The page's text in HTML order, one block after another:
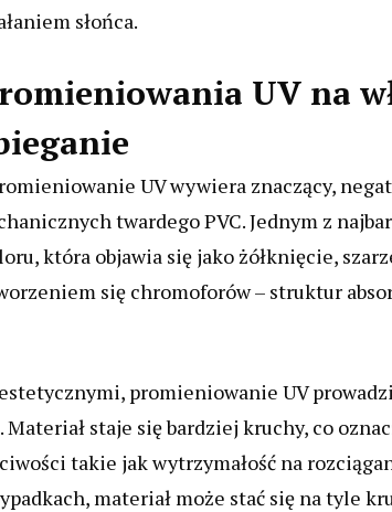
słońca.
UV na
UV wywiera znaczący,
twardego PVC. Jednym z
która objawia się jako żółknięcie,
się chromoforów – struktur
promieniowanie UV
staje się bardziej kruchy, co
takie jak wytrzymałość na
materiał może stać się na tyle